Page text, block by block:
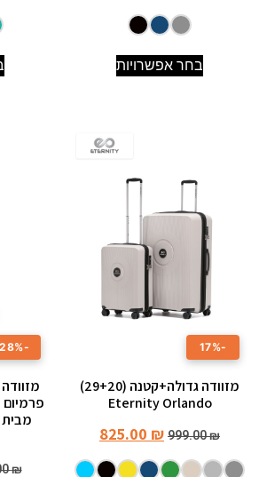
בחר אפשרויות
-17%
מזוודה גדולה+קטנה (29+20)
Eternity Orlando
999.00₪
825.00 ₪
-28%
מבית
₪